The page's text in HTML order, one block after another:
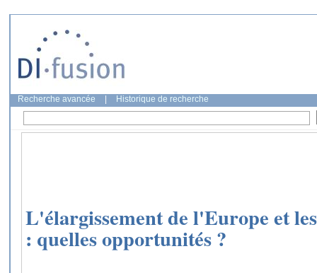
Recherche avancée Historique de recherche
L'élargissement de l'Europe et
: quelles opportunités ?